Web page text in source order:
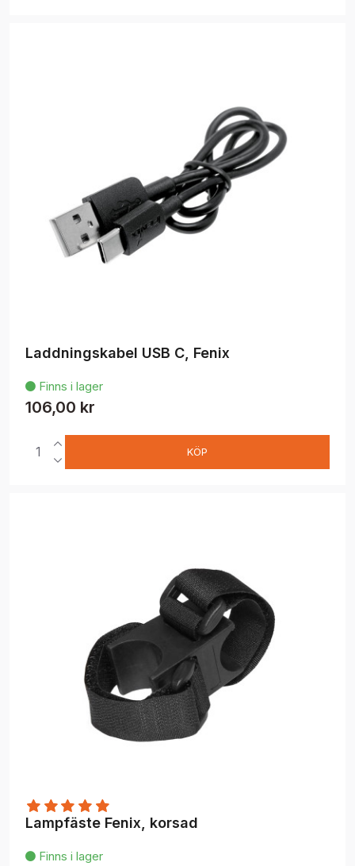
 Finns i lager
Laddningskabel USB C, Fenix
106,00 kr
KÖP
 Finns i lager
Lampfäste Fenix, korsad